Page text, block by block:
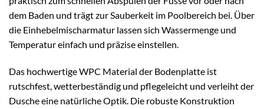
dem Baden und trägt zur Sauberkeit im Poolbereich bei. Über
die Einhebelmischarmatur lassen sich Wassermenge und
Temperatur einfach und präzise einstellen.
Das hochwertige WPC Material der Bodenplatte ist
rutschfest, wetterbeständig und pflegeleicht und verleiht der
Dusche eine natürliche Optik. Die robuste Konstruktion